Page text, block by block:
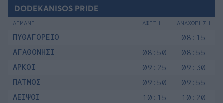
DODEKANISOS PRIDE
ΛΙΜΑΝΙ ΑΦΙΞΗ ΑΝΑΧΩΡΗΣΗ
ΠΥΘΑΓΟΡΕΙΟ
08:15
ΑΓΑΘΟΝΗΣΙ
08:50
08:55
ΑΡΚΟΙ
09:25
09:30
ΠΑΤΜΟΣ
09:50
09:55
ΛΕΙΨΟΙ
10:15
10:20